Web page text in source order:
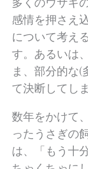
多くのウサギ
感情を押さえ
について考え
す。あるいは
ま、部分的な(
て決断してし
数年をかけて
ったうさぎの
は、「もう十